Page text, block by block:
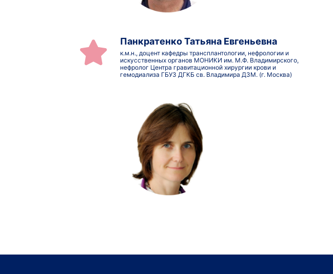
Панкратенко Татьяна Евгеньевна
к.м.н., доцент кафедры трансплантологии, нефрологии и
искусственных органов МОНИКИ им. М.Ф. Владимирского,
нефролог Центра гравитационной хирургии крови и
гемодиализа ГБУЗ ДГКБ св. Владимира ДЗМ. (г. Москва)